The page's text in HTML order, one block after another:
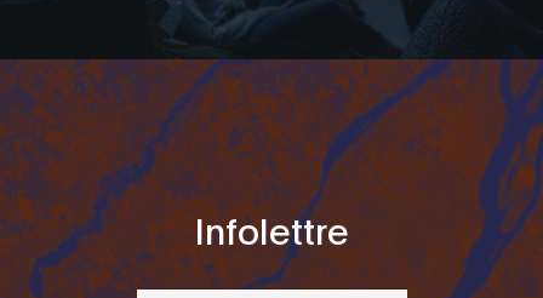
Infolettre